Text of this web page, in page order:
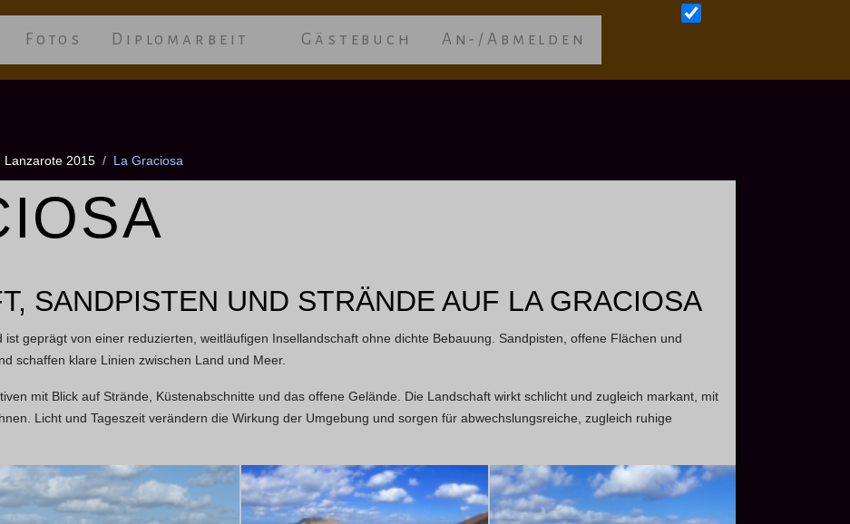
Fotos Diplomarbeit Gästebuch An-/Abmelden
Lanzarote 2015 La Graciosa
SANDPISTEN UND STRÄNDE AUF LA GRACIOSA
geprägt von einer reduzierten, weitläufigen Insellandschaft ohne dichte Bebauung. Sandpisten, offene Flächen und
schaffen klare Linien zwischen Land und Meer.
mit Blick auf Strände, Küstenabschnitte und das offene Gelände. Die Landschaft wirkt schlicht und zugleich markant, mit
Licht und Tageszeit verändern die Wirkung der Umgebung und sorgen für abwechslungsreiche, zugleich ruhige